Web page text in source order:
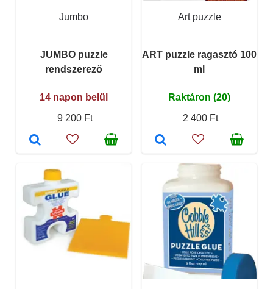
Jumbo
JUMBO puzzle
rendszerező
14 napon belül
9 200 Ft
Art puzzle
ART puzzle ragasztó 100
ml
Raktáron (20)
2 400 Ft